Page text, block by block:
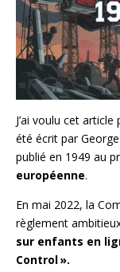
J’ai voulu cet
été écrit par
publié en 1949 au
européenne.
En mai 2022, la
règlement
sur enfants en
Control ».